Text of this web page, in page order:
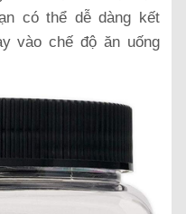
có thể dễ dàng kết
vào chế độ ăn uống